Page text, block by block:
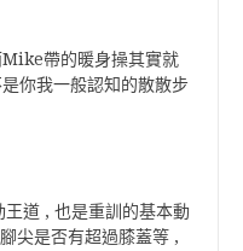
帶的暖身操其實就
你我一般認知的散散步
道 , 也是重訓的基本動
尖是否有超過膝蓋等 ,